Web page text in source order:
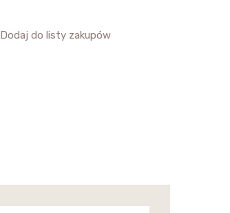
Dodaj do listy zakupów